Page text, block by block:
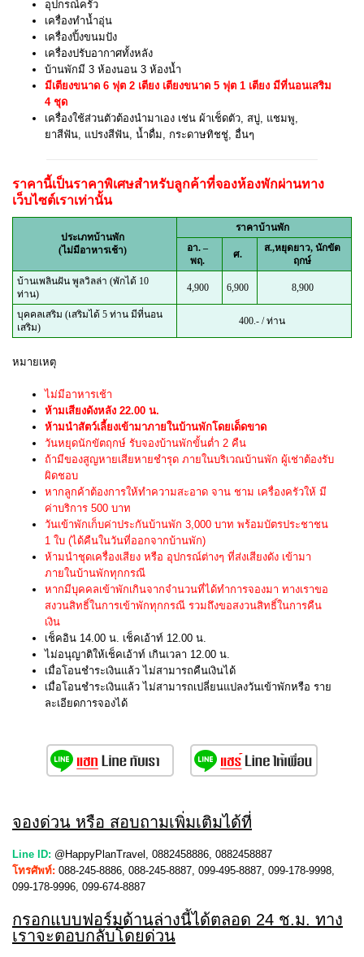
อุปกรณ์ครัว
เครื่องทำน้ำอุ่น
เครื่องปิ้งขนมปัง
เครื่องปรับอากาศทั้งหลัง
บ้านพักมี 3 ห้องนอน 3 ห้องน้ำ
มีเตียงขนาด 6 ฟุต 2 เตียง เตียงขนาด 5 ฟุต 1 เตียง มีที่นอนเสริม
4 ชุด
เครื่องใช้ส่วนตัวต้องนำมาเอง เช่น ผ้าเช็ดตัว, สบู่, แชมพู,
ยาสีฟัน, แปรงสีฟัน, น้ำดื่ม, กระดาษทิชชู่, อื่นๆ
ราคานี้เป็นราคาพิเศษสำหรับลูกค้าที่จองห้องพักผ่านทาง
เว็บไซต์เราเท่านั้น
ประเภทบ้านพัก
(ไม่มีอาหารเช้า)
ราคาบ้านพัก
อา. –
พฤ.
ศ.
ส.,หยุดยาว, นักขัต
ฤกษ์
บ้านเพลินฝัน พูลวิลล่า (พักได้ 10
ท่าน)
4,900 6,900 8,900
บุคคลเสริม (เสริมได้ 5 ท่าน มีที่นอน
เสริม)
400.- / ท่าน
หมายเหตุ
ไม่มีอาหารเช้า
ห้ามเสียงดังหลัง 22.00 น.
ห้ามนำสัตว์เลี้ยงเข้ามาภายในบ้านพักโดยเด็ดขาด
วันหยุดนักขัตฤกษ์ รับจองบ้านพักขั้นต่ำ 2 คืน
ถ้ามีของสูญหายเสียหายชำรุด ภายในบริเวณบ้านพัก ผู้เช่าต้องรับ
ผิดชอบ
หากลูกค้าต้องการให้ทำความสะอาด จาน ชาม เครื่องครัวให้ มี
ค่าบริการ 500 บาท
วันเข้าพักเก็บค่าประกันบ้านพัก 3,000 บาท พร้อมบัตรประชาชน
1 ใบ (ได้คืนในวันที่ออกจากบ้านพัก)
ห้ามนำชุดเครื่องเสียง หรือ อุปกรณ์ต่างๆ ที่ส่งเสียงดัง เข้ามา
ภายในบ้านพักทุกกรณี
หากมีบุคคลเข้าพักเกินจากจำนวนที่ได้ทำการจองมา ทางเราขอ
สงวนสิทธิ์ในการเข้าพักทุกกรณี รวมถึงขอสงวนสิทธิ์ในการคืน
เงิน
เช็คอิน 14.00 น. เช็คเอ้าท์ 12.00 น.
ไม่อนุญาติให้เช็คเอ้าท์ เกินเวลา 12.00 น.
เมื่อโอนชำระเงินแล้ว ไม่สามารถคืนเงินได้
เมื่อโอนชำระเงินแล้ว ไม่สามารถเปลี่ยนแปลงวันเข้าพักหรือ ราย
ละเอียดการจองได้
จองด่วน หรือ สอบถามเพิ่มเติมได้ที่
Line ID: @HappyPlanTravel, 0882458886, 0882458887
โทรศัพท์: 088-245-8886, 088-245-8887, 099-495-8887, 099-178-9998,
099-178-9996, 099-674-8887
กรอกแบบฟอร์มด้านล่างนี้ได้ตลอด 24 ช.ม. ทาง
เราจะตอบกลับโดยด่วน